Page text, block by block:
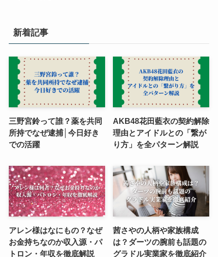
新着記事
三野宮鈴って誰？薬を共同
所持でなぜ逮捕│今日好き
での活躍
AKB48花田藍衣の契約解除
理由とアイドルとの「繋が
り方」を全パターン解説
アレン様はなにもの？なぜ
お金持ちなのか収入源・パ
トロン・年収を徹底解説
茜さやの人柄や家族構成
は？ダーツの腕前も話題の
グラドル実業家を徹底紹介